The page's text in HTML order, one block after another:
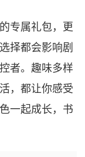
专属礼包，更
择都会影响剧
者。趣味多样
，都让你感受
一起成长，书